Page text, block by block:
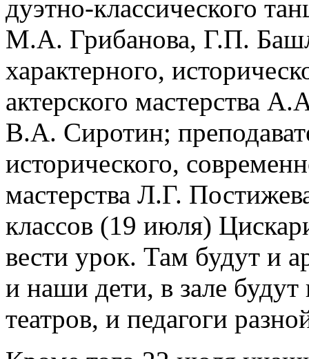
дуэтно-классического
М.А. Грибанова, Г.П.
характерного,
актерского мастерства
В.А. Сиротин;
исторического,
мастерства Л.Г.
классов (19 июля)
вести урок. Там будут и
и наши дети, в зале будут
театров, и педагоги